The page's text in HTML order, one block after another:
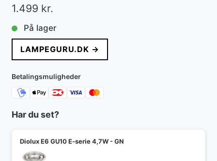
1.499 kr.
På lager
LAMPEGURU.DK →
Betalingsmuligheder
Har du set?
Diolux E6 GU10 E-serie 4,7W - GN